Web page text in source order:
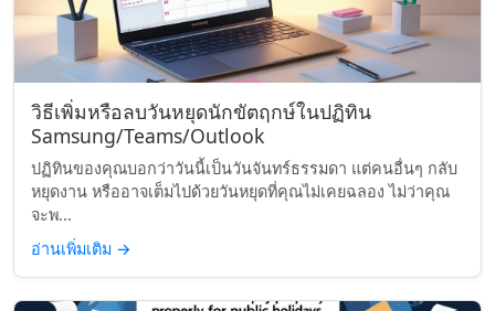
วิธีเพิ่มหรือลบวันหยุดนักขัตฤกษ์ในปฏิทิน
Samsung/Teams/Outlook
ปฏิทินของคุณบอกว่าวันนี้เป็นวันจันทร์ธรรมดา แต่คนอื่นๆ กลับ
หยุดงาน หรืออาจเต็มไปด้วยวันหยุดที่คุณไม่เคยฉลอง ไม่ว่าคุณ
จะพ...
อ่านเพิ่มเติม →